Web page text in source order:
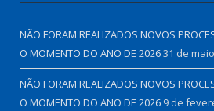
NÃO FORAM REALIZADOS NOVOS
O MOMENTO DO ANO DE 202631 de
NÃO FORAM REALIZADOS NOVOS
O MOMENTO DO ANO DE 2026 9 de